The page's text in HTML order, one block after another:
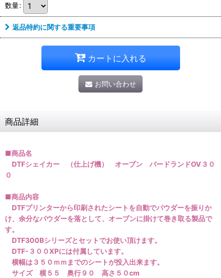
数量:
返品特約に関する重要事項
カートに入れる
お問い合わせ
商品詳細
■商品名
DTFシェイカー （仕上げ機） オーブン バードランドOV３０
０
■商品内容
DTFプリンターから印刷されたシートを自動でパウダーを振りか
け、余分なパウダーを落として、オーブンに掛けて巻き取る製品で
す。
DTF300Bシリーズとセットでお使い頂けます。
DTF-３００XPには付属しています。
横幅は３５０ｍｍまでのシートが投入出来ます。
サイズ 横５５ 奥行９０ 高さ５０cm